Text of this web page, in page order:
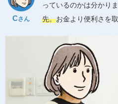
Cさん
っているのかは分かりま
先。お金より便利さを